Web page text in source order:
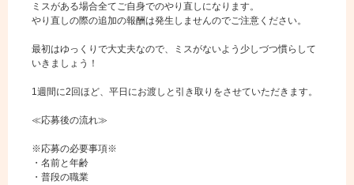
ミスがある場合全てご自身でのやり直しになります。
やり直しの際の追加の報酬は発生しませんのでご注意ください。
最初はゆっくりで大丈夫なので、ミスがないよう少しづつ慣らして
いきましょう！
1週間に2回ほど、平日にお渡しと引き取りをさせていただきます。
≪応募後の流れ≫
※応募の必要事項※
・名前と年齢
・普段の職業